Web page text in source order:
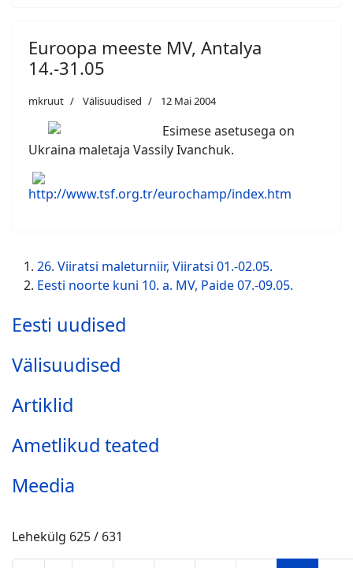
Euroopa meeste MV, Antalya
14.-31.05
mkruut Välisuudised 12 Mai 2004
Esimese asetusega on
Ukraina maletaja Vassily Ivanchuk.
http://www.tsf.org.tr/eurochamp/index.htm
26. Viiratsi maleturniir, Viiratsi 01.-02.05.
Eesti noorte kuni 10. a. MV, Paide 07.-09.05.
Eesti uudised
Välisuudised
Artiklid
Ametlikud teated
Meedia
Lehekülg 625 / 631